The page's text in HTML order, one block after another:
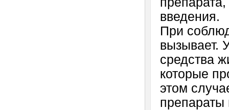
введения.
При
вызывает.
средства
которые
этом
препараты